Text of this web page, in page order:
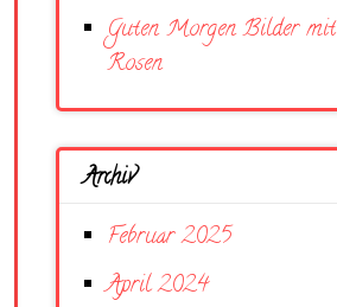
Guten Morgen Bilder mit
Rosen
Archiv
Februar 2025
April 2024